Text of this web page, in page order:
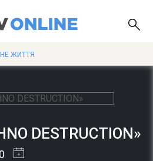
ЖИТТЯ
DESTRUCTION»